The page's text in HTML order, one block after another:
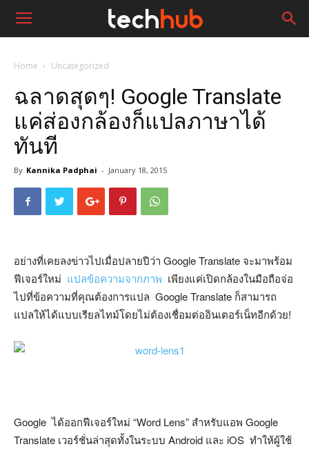
Home Uncategorized
ฉลาดสุดๆ! Google Translate
แค่ส่องกล้องก็แปลภาษาได้
ทันที
By Kannika Padphai - January 18, 2015
อย่างที่เคยลงข่าวไปเมื่อปลายปีว่า Google Translate จะมาพร้อม
ฟีเจอร์ใหม่ แปลข้อความจากภาพ เพียงแค่เปิดกล้องในมือถือจ่อ
ไปที่ข้อความที่คุณต้องการแปล Google Translate ก็สามารถ
แปลให้ได้แบบเรียลไทม์โดยไม่ต้องเชื่อมต่ออินเตอร์เน็ทอีกด้วย!
Google ได้ออกฟีเจอร์ใหม่ “Word Lens” สำหรับแอพ Google
Translate เวอร์ชั่นล่าสุดทั้งในระบบ Android และ iOS ทำให้ผู้ใช้